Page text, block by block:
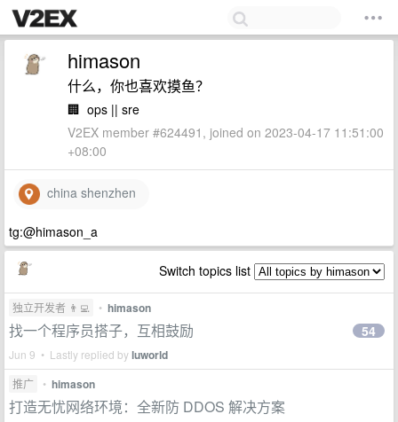
himason
什么，你也喜欢摸鱼？
🏢 ops || sre
V2EX member #624491, joined on 2023-04-17 11:51:00
+08:00
china shenzhen
tg:@himason_a
Switch topics list
独立开发者 👨‍💻 • himason
找一个程序员搭子，互相鼓励
Jun 9 • Lastly replied byluworld
54
推广 • himason
打造无忧网络环境：全新防 DDOS 解决方案